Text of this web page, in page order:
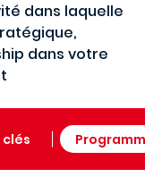
dans laquelle
dans votre